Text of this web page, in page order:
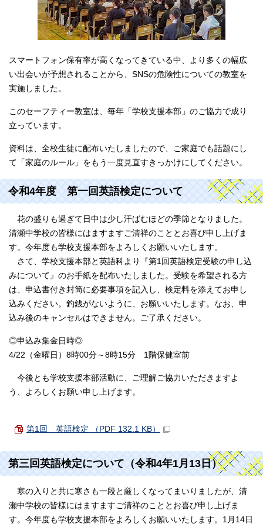
スマートフォン保有率が高くなってきている中、より多くの幅広
い出会いが予想されることから、SNSの危険性についての教室を
実施しました。
このセーフティー教室は、毎年「学校支援本部」のご協力で成り
立っています。
資料は、全校生徒に配布いたしましたので、ご家庭でも話題にし
て「家庭のルール」をもう一度見直すきっかけにしてください。
令和4年度 第一回英語検定について
花の盛りも過ぎて日中は少し汗ばむほどの季節となりました。
清瀬中学校の皆様にはますますご清祥のこととお喜び申し上げま
す。今年度も学校支援本部をよろしくお願いいたします。
さて、学校支援本部と英語科より『第1回英語検定受験の申し込
みについて』のお手紙を配布いたしました。受験を希望される方
は、申込書付き封筒に必要事項を記入し、検定料を添えてお申し
込みください。釣銭がないように、お願いいたします。なお、申
込み後のキャンセルはできません。ご了承ください。
◎申込み集金日時◎
4/22（金曜日）8時00分～8時15分 1階保健室前
今後とも学校支援本部活動に、ご理解ご協力いただきますよ
う、よろしくお願い申し上げます。
第1回 英語検定 （PDF 132.1 KB）
第三回英語検定について（令和4年1月13日）
寒の入りと共に寒さも一段と厳しくなってまいりましたが、清
瀬中学校の皆様にはますますご清祥のこととお喜び申し上げま
す。今年度も学校支援本部をよろしくお願いいたします。1月14日